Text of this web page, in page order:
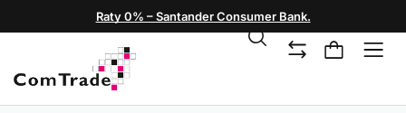
Raty 0% – Santander Consumer Bank.